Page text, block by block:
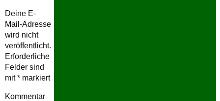
Deine E-
Mail-Adresse
wird nicht
veröffentlicht.
Erforderliche
Felder sind
mit* markiert
Kommentar